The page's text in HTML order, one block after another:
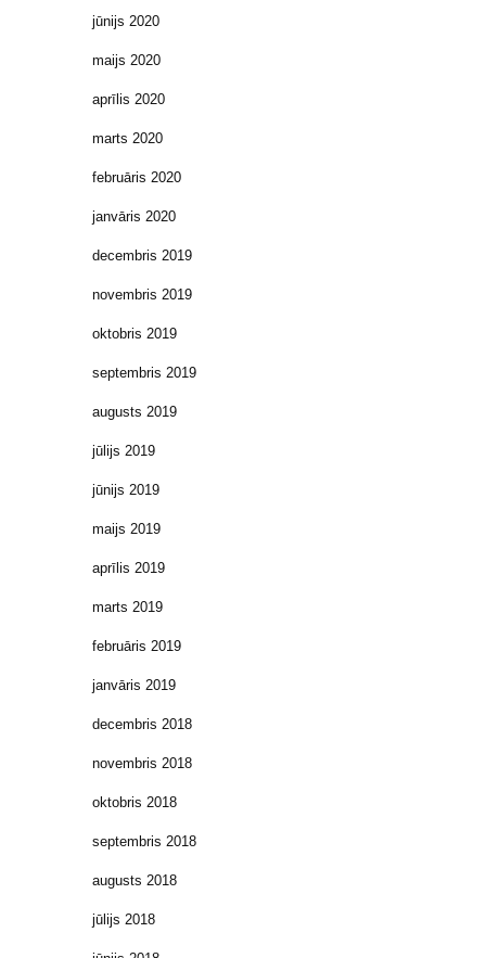
jūnijs 2020
maijs 2020
aprīlis 2020
marts 2020
februāris 2020
janvāris 2020
decembris 2019
novembris 2019
oktobris 2019
septembris 2019
augusts 2019
jūlijs 2019
jūnijs 2019
maijs 2019
aprīlis 2019
marts 2019
februāris 2019
janvāris 2019
decembris 2018
novembris 2018
oktobris 2018
septembris 2018
augusts 2018
jūlijs 2018